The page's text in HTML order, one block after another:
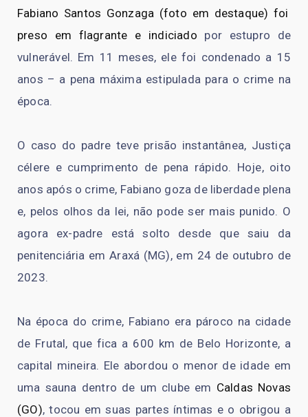
Fabiano Santos Gonzaga (foto em destaque) foi
preso em flagrante e indiciado por estupro de
vulnerável. Em 11 meses, ele foi condenado a 15
anos – a pena máxima estipulada para o crime na
época.
O caso do padre teve prisão instantânea, Justiça
célere e cumprimento de pena rápido. Hoje, oito
anos após o crime, Fabiano goza de liberdade plena
e, pelos olhos da lei, não pode ser mais punido. O
agora ex-padre está solto desde que saiu da
penitenciária em Araxá (MG), em 24 de outubro de
2023.
Na época do crime, Fabiano era pároco na cidade
de Frutal, que fica a 600 km de Belo Horizonte, a
capital mineira. Ele abordou o menor de idade em
uma sauna dentro de um clube em Caldas Novas
(GO), tocou em suas partes íntimas e o obrigou a